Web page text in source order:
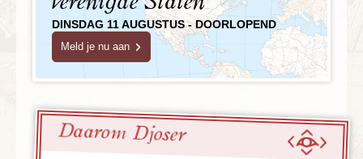
DINSDAG 11 AUGUSTUS - DOORLOPEND
Meld je nu aan
Daarom Djoser